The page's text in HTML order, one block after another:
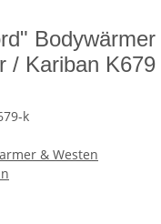
Bodywärmer
/ Kariban K679
k
& Westen